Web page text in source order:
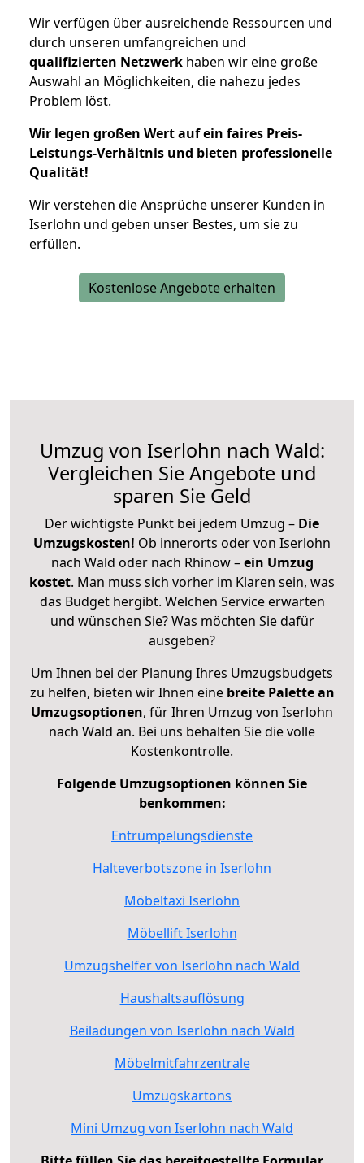
Wir verfügen über ausreichende Ressourcen und
durch unseren umfangreichen und
qualifizierten Netzwerk haben wir eine große
Auswahl an Möglichkeiten, die nahezu jedes
Problem löst.
Wir legen großen Wert auf ein faires Preis-
Leistungs-Verhältnis und bieten professionelle
Qualität!
Wir verstehen die Ansprüche unserer Kunden in
Iserlohn und geben unser Bestes, um sie zu
erfüllen.
Kostenlose Angebote erhalten
Umzug von Iserlohn nach Wald:
Vergleichen Sie Angebote und
sparen Sie Geld
Der wichtigste Punkt bei jedem Umzug – Die
Umzugskosten! Ob innerorts oder von Iserlohn
nach Wald oder nach Rhinow –ein Umzug
kostet. Man muss sich vorher im Klaren sein, was
das Budget hergibt. Welchen Service erwarten
und wünschen Sie? Was möchten Sie dafür
ausgeben?
Um Ihnen bei der Planung Ihres Umzugsbudgets
zu helfen, bieten wir Ihnen eine breite Palette an
Umzugsoptionen, für Ihren Umzug von Iserlohn
nach Wald an. Bei uns behalten Sie die volle
Kostenkontrolle.
Folgende Umzugsoptionen können Sie
benkommen:
Entrümpelungsdienste
Halteverbotszone in Iserlohn
Möbeltaxi Iserlohn
Möbellift Iserlohn
Umzugshelfer von Iserlohn nach Wald
Haushaltsauflösung
Beiladungen von Iserlohn nach Wald
Möbelmitfahrzentrale
Umzugskartons
Mini Umzug von Iserlohn nach Wald